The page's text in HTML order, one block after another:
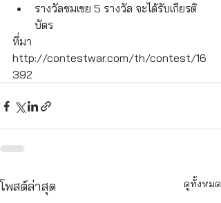
รางวัลชมเชย 5 รางวัล จะได้รับเกียรติ
บัตร
ที่มา
http://contestwar.com/th/contest/16
392
โพสต์ล่าสุด ดูทั้งหมด